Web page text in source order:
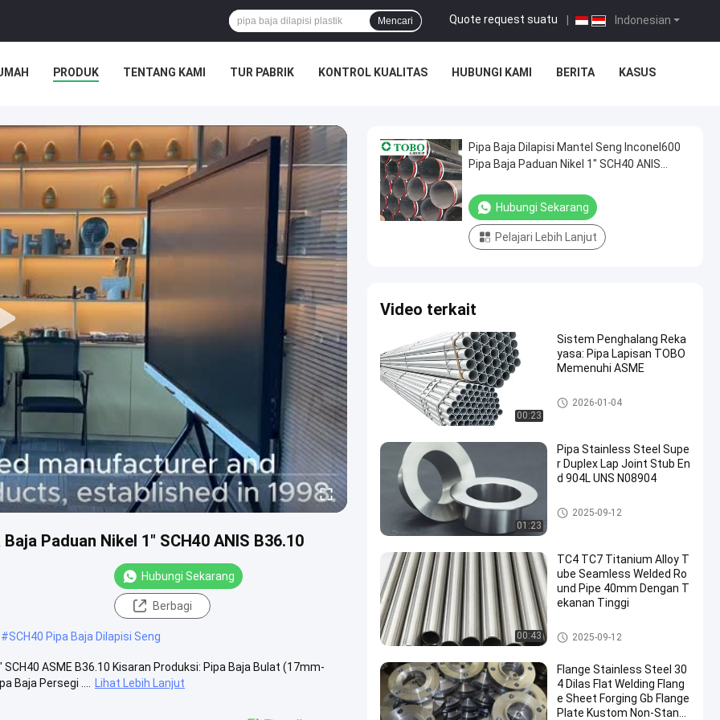
Indonesian
Quote request suatu
Mencari
PRODUK TENTANG KAMI TUR PABRIK KONTROL KUALITAS HUBUNGI KAMI BERITA KASUS
Paduan Nikel 1" SCH40 ANIS B36.10
Hubungi Sekarang
Berbagi
#SCH40 Pipa Baja Dilapisi Seng
ASME B36.10 Kisaran Produksi: Pipa Baja Bulat (17mm-
Baja Persegi ....
Lihat Lebih Lanjut
Pipa Baja Dilapisi Mantel Seng Inconel600
Pipa Baja Paduan Nikel 1" SCH40 ANIS
Hubungi Sekarang
Pelajari Lebih Lanjut
Video terkait
00:23
Sistem Penghalang Reka
yasa: Pipa Lapisan TOBO
Memenuhi ASME
pipa baja yang dilapisi
2026-01-04
01:23
Pipa Stainless Steel Supe
r Duplex Lap Joint Stub En
d 904L UNS N08904
pipa stainless steel duplex sup
er
2025-09-12
00:43
TC4 TC7 Titanium Alloy T
ube Seamless Welded Ro
und Pipe 40mm Dengan T
ekanan Tinggi
Pipa Paduan Titanium
2025-09-12
Flange Stainless Steel 30
4 Dilas Flat Welding Flang
e Sheet Forging Gb Flange
Plate Kustom Non-Stand